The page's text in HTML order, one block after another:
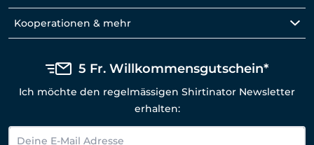
Kooperationen & mehr
5 Fr. Willkommensgutschein*
Ich möchte den regelmässigen Shirtinator Newsletter
erhalten: